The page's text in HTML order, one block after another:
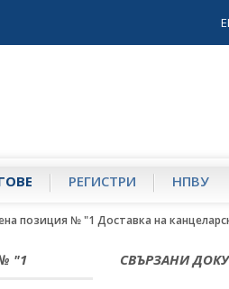
РЕГИСТРИ НПВУ
позиция № "1 Доставка на
"1
СВЪРЗАНИ